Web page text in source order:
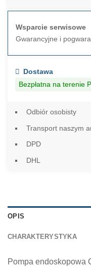
Wsparcie serwisowe
Gwarancyjne i
Dostawa
Bezpłatna na terenie
Odbiór osobisty
Transport naszym
DPD
DHL
OPIS
CHARAKTERYSTYKA
Pompa endoskopowa